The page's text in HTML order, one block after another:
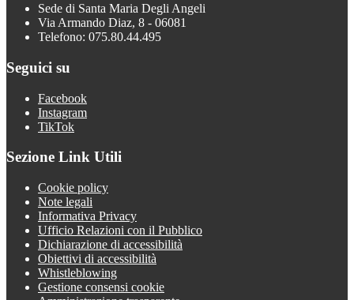
Sede di Santa Maria Degli Angeli
Via Armando Diaz, 8 - 06081
Telefono: 075.80.44.495
Seguici su
Facebook
Instagram
TikTok
Sezione Link Utili
Cookie policy
Note legali
Informativa Privacy
Ufficio Relazioni con il Pubblico
Dichiarazione di accessibilità
Obiettivi di accessibilità
Whistleblowing
Gestione consensi cookie